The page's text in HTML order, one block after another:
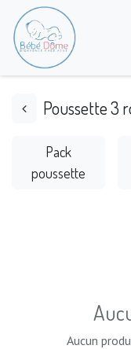
Poussette 3
Pack
poussette
Aucun